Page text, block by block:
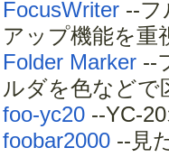
FocusWriter --フ
アップ機能を重
Folder Marker --
ルダを色などで
foo-yc20 --YC-
foobar2000 --見